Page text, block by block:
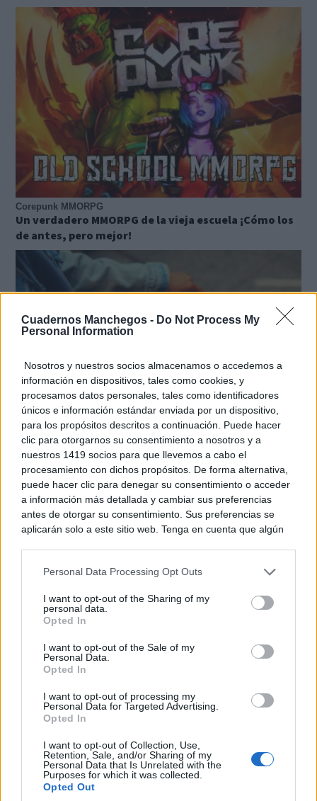
Cuadernos Manchegos - Do Not Process My
Personal Information
Nosotros y nuestros socios almacenamos o accedemos a
información en dispositivos, tales como cookies, y
procesamos datos personales, tales como identificadores
únicos e información estándar enviada por un dispositivo,
para los propósitos descritos a continuación. Puede hacer
clic para otorgarnos su consentimiento a nosotros y a
nuestros 1419 socios para que llevemos a cabo el
procesamiento con dichos propósitos. De forma alternativa,
puede hacer clic para denegar su consentimiento o acceder
a información más detallada y cambiar sus preferencias
antes de otorgar su consentimiento. Sus preferencias se
aplicarán solo a este sitio web. Tenga en cuenta que algún
rechazar tal procesamiento. Puede cambiar sus preferencias
a este sitio y haciendo clic en el botón "Privacidad" en la
parte inferior de la página web.
Please note that this website/app uses one or more Google
services and may gather and store information including but
not limited to your visit or usage behaviour. You may click to
use your data for below specified purposes in below Google
consent section.
Personal Data Processing Opt Outs
I want to opt-out of the Sharing of my
personal data.
Opted In
I want to opt-out of the Sale of my
Personal Data.
Opted In
I want to opt-out of processing my
Personal Data for Targeted Advertising.
Opted In
I want to opt-out of Collection, Use,
Retention, Sale, and/or Sharing of my
Personal Data that Is Unrelated with the
Purposes for which it was collected.
Opted Out
Corepunk MMORPG
Un verdadero MMORPG de la vieja escuela ¡Cómo los
de antes, pero mejor!
Pasaportes que abren puertas
Los pasaportes más poderosos del mundo, ¿está el
tuyo?
¿Sabías que existen?
Estas criaturas existen y parecen sacadas de otro
planeta